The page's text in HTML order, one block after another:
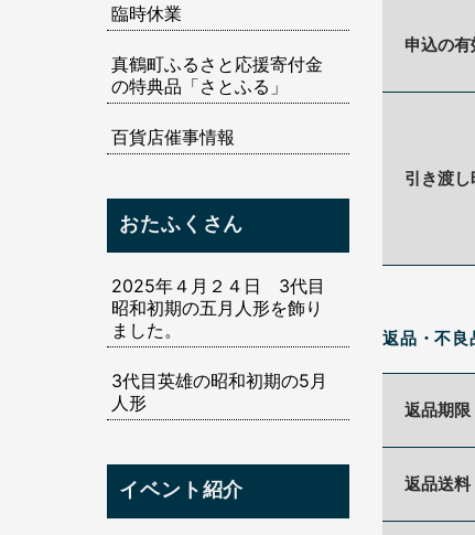
申込の有
引き渡し
返品・不良
返品期限
返品送料
臨時休業
真鶴町ふるさと応援寄付金
の特典品「さとふる」
百貨店催事情報
おたふくさん
2025年４月２４日 3代目
昭和初期の五月人形を飾り
ました。
3代目英雄の昭和初期の5月
人形
イベント紹介